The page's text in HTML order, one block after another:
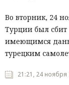
Во вторник, 24
Турции был сбит
имеющимся
турецким
21:21, 24 ноября